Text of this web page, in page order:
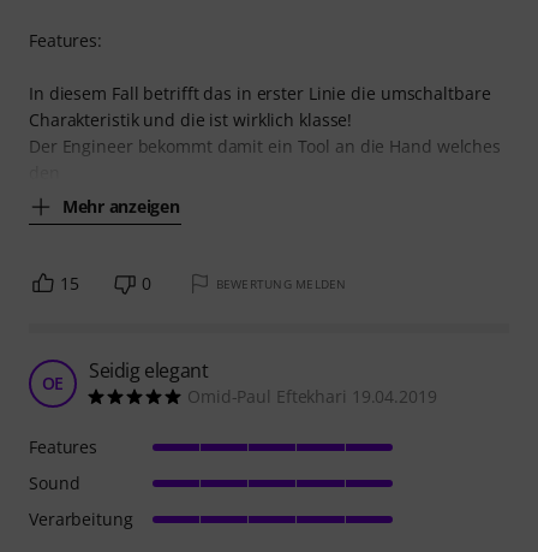
Features:
In diesem Fall betrifft das in erster Linie die umschaltbare
Charakteristik und die ist wirklich klasse!
Der Engineer bekommt damit ein Tool an die Hand welches
Mehr anzeigen
15 0 BEWERTUNG MELDEN
OE Seidig elegant
Omid-Paul Eftekhari 19.04.2019
Features
Sound
Verarbeitung